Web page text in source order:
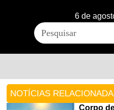
6 de
NOTÍCIAS
Corpo